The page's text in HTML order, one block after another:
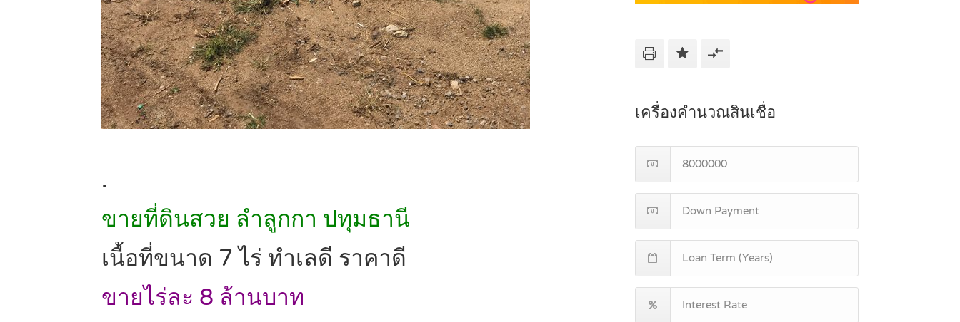
.
ขายที่ดินสวย ลำลูกกา ปทุมธานี
เนื้อที่ขนาด 7 ไร่ ทำเลดี ราคาดี
ขายไร่ละ 8 ล้านบาท
เครื่องคำนวณสินเชื่อ